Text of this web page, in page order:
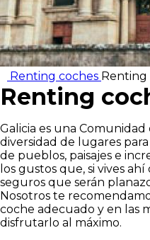
Renting coches Renting
Renting
Galicia es una
diversidad de lugares
de pueblos, paisajes e
los gustos que, si vives
seguros que serán
Nosotros te
coche adecuado y en las
disfrutarlo al máximo.